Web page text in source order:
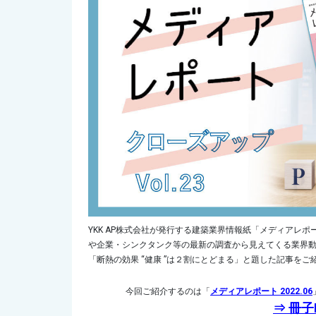
YKK AP株式会社が発行する建築業界情報紙「メディアレ
や企業・シンクタンク等の最新の調査から見えてくる業界
「断熱の効果 “健康 ”は２割にとどまる」と題した記事をご
今回ご紹介するのは 「 メディアレポート 2022.06
⇒ 冊子